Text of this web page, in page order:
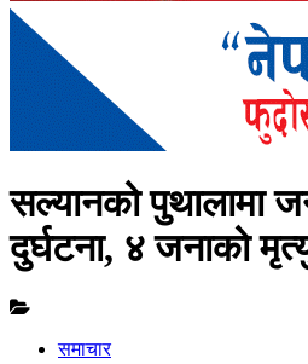
सल्यानको पुथालामा
दुर्घटना, ४ जनाको
समाचार